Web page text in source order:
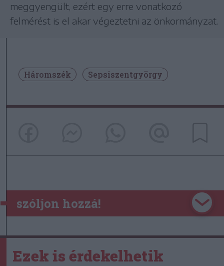
meggyengült, ezért egy erre vonatkozó
felmérést is el akar végeztetni az önkormányzat.
Háromszék Sepsiszentgyörgy
szóljon hozzá!
Ezek is érdekelhetik